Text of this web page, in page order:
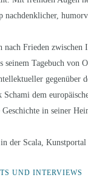
nachdenklicher,
nach Frieden zwischen
seinem Tagebuch von
gegenüber
Schami dem
in seiner
der Scala,
UND INTERVIEWS